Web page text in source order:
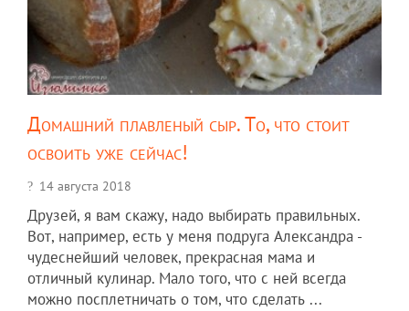
Домашний плавленый сыр. То, что стоит
освоить уже сейчас!
14 августа 2018
Друзей, я вам скажу, надо выбирать правильных.
Вот, например, есть у меня подруга Александра -
чудеснейший человек, прекрасная мама и
отличный кулинар. Мало того, что с ней всегда
можно посплетничать о том, что сделать ...